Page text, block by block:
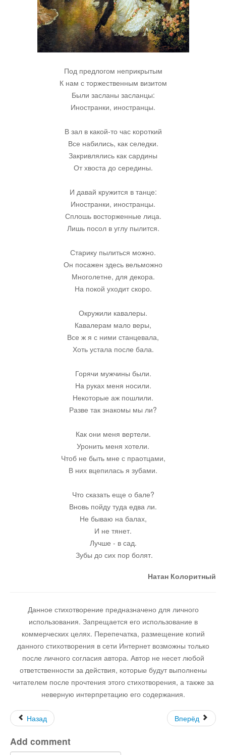
Кулинария
Своё дело
Под предлогом неприкрытым
К нам с торжественным визитом
Были засланы засланцы:
Иностранки, иностранцы.
В зал в какой-то час короткий
Все набились, как селедки.
Закривлялись как сардины
От хвоста до середины.
И давай кружится в танце:
Иностранки, иностранцы.
Сплошь восторженные лица.
Лишь посол в углу пылится.
Старику пылиться можно.
Он посажен здесь вельможно
Многолетне, для декора.
На покой уходит скоро.
Окружили кавалеры.
Кавалерам мало веры,
Все ж я с ними станцевала,
Хоть устала после бала.
Горячи мужчины были.
На руках меня носили.
Некоторые аж пошлили.
Разве так знакомы мы ли?
Как они меня вертели.
Уронить меня хотели.
Чтоб не быть мне с праотцами,
В них вцепилась я зубами.
Что сказать еще о бале?
Вновь пойду туда едва ли.
Не бываю на балах,
И не тянет.
Лучше - в сад.
Зубы до сих пор болят.
Натан Колоритный
Данное стихотворение предназначено для личного
использования. Запрещается его использование в
коммерческих целях. Перепечатка, размещение копий
данного стихотворения в сети Интернет возможны только
после личного согласия автора. Автор не несет любой
ответственности за действия, которые будут выполнены
читателем после прочтения этого стихотворения, а также за
неверную интерпретацию его содержания.
Назад Вперёд
Add comment